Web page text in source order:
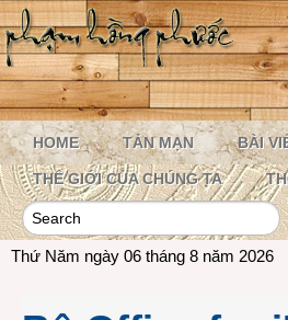
HOME TẢN MẠN BÀI
THẾ GIỚI CỦA CHÚNG TA
Thứ Năm ngày 06 tháng 8 năm 2026